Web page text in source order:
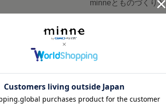
minneとものづくりと
minneの本
広告出稿について